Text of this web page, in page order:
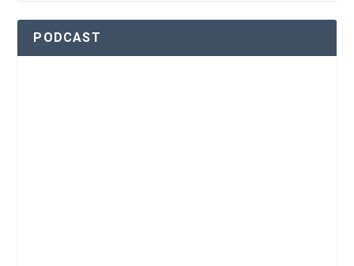
PODCAST